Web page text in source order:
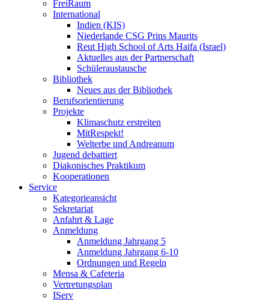
FreiRaum
International
Indien (KIS)
Niederlande CSG Prins Maurits
Reut High School of Arts Haifa (Israel)
Aktuelles aus der Partnerschaft
Schüleraustausche
Bibliothek
Neues aus der Bibliothek
Berufsorientierung
Projekte
Klimaschutz erstreiten
MitRespekt!
Welterbe und Andreanum
Jugend debattiert
Diakonisches Praktikum
Kooperationen
Service
Kategorieansicht
Sekretariat
Anfahrt & Lage
Anmeldung
Anmeldung Jahrgang 5
Anmeldung Jahrgang 6-10
Ordnungen und Regeln
Mensa & Cafeteria
Vertretungsplan
IServ